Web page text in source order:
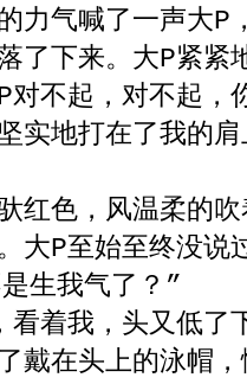
力气喊了一声大P
了下来。大P紧紧
对不起，对不起，
实地打在了我的
红色，风温柔的
大P至始至终没说
生我气了？”
看着我，头又低了
戴在头上的泳帽